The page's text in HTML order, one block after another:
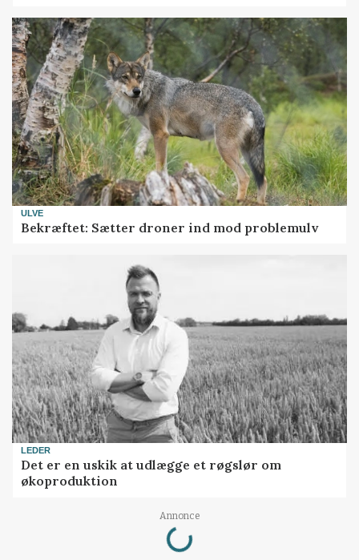
ULVE
Bekræftet: Sætter droner ind mod problemulv
LEDER
Det er en uskik at udlægge et røgslør om
økoproduktion
Annonce
Loading...